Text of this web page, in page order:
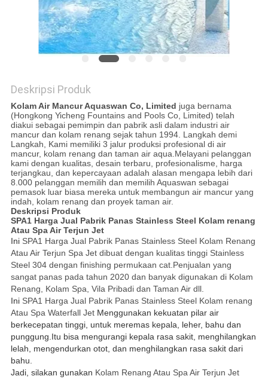
Deskripsi Produk
Kolam Air Mancur Aquaswan Co, Limited juga bernama
(Hongkong Yicheng Fountains and Pools Co, Limited) telah
diakui sebagai pemimpin dan pabrik asli dalam industri air
mancur dan kolam renang sejak tahun 1994. Langkah demi
Langkah, Kami memiliki 3 jalur produksi profesional di air
mancur, kolam renang dan taman air aqua.Melayani pelanggan
kami dengan kualitas, desain terbaru, profesionalisme, harga
terjangkau, dan kepercayaan adalah alasan mengapa lebih dari
8.000 pelanggan memilih dan memilih Aquaswan sebagai
pemasok luar biasa mereka untuk membangun air mancur yang
indah, kolam renang dan proyek taman air.
Deskripsi Produk
SPA1 Harga Jual Pabrik Panas Stainless Steel Kolam renang
Atau Spa Air Terjun Jet
Ini SPA1 Harga Jual Pabrik Panas Stainless Steel Kolam Renang
Atau Air Terjun Spa Jet dibuat dengan kualitas tinggi Stainless
Steel 304 dengan finishing permukaan cat.Penjualan yang
sangat panas pada tahun 2020 dan banyak digunakan di Kolam
Renang, Kolam Spa, Vila Pribadi dan Taman Air dll.
Ini SPA1 Harga Jual Pabrik Panas Stainless Steel Kolam renang
Atau Spa Waterfall Jet Menggunakan kekuatan pilar air
berkecepatan tinggi, untuk meremas kepala, leher, bahu dan
punggung.Itu bisa mengurangi kepala rasa sakit, menghilangkan
lelah, mengendurkan otot, dan menghilangkan rasa sakit dari
bahu.
Jadi, silakan gunakan Kolam Renang Atau Spa Air Terjun Jet